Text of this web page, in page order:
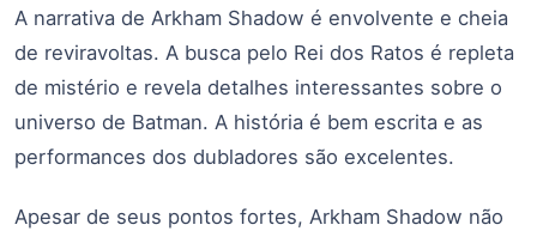
A narrativa de Arkham Shadow é envolvente e cheia
de reviravoltas. A busca pelo Rei dos Ratos é repleta
de mistério e revela detalhes interessantes sobre o
universo de Batman. A história é bem escrita e as
performances dos dubladores são excelentes.
Apesar de seus pontos fortes, Arkham Shadow não